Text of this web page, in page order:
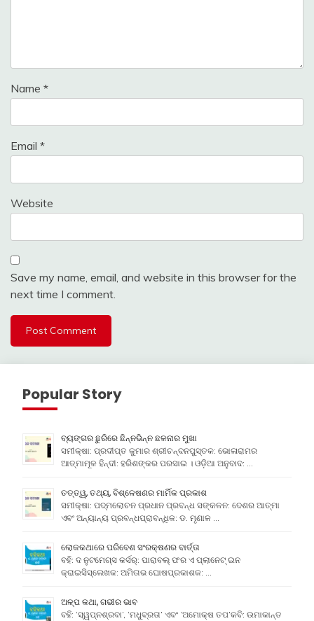
Name *
Email *
Website
Save my name, email, and website in this browser for the
next time I comment.
Popular Story
ବ୍ୟଙ୍ଗର ଛୁରିରେ ଛିନ୍ନଭିନ୍ନ ଛଳନାର ମୁଖା
ସମୀକ୍ଷା: ପ୍ରଦୀପ୍ତ କୁମାର ଶ୍ରୀଚନ୍ଦନପୁସ୍ତକ: ଭୋଳାରାମର
ଆତ୍ମାମୂଳ ହିନ୍ଦୀ: ହରିଶଙ୍କର ପରସାଇ । ଓଡ଼ିଆ ଅନୁବାଦ: …
ତତ୍ତ୍ୱ, ତଥ୍ୟ, ବିଶ୍ଳେଷଣର ମାର୍ମିକ ପ୍ରକାଶ
ସମୀକ୍ଷା: ପଦ୍ମଲୋଚନ ପ୍ରଧାନ ପ୍ରବନ୍ଧ ସଙ୍କଳନ: ଦେଶର ଆତ୍ମା
ଏବଂ ଅନ୍ୟାନ୍ୟ ପ୍ରବନ୍ଧପ୍ରାବନ୍ଧିକ: ଡ. ମୃଣାଳ …
ଲୋକକଥାରେ ପରିବେଶ ସଂରକ୍ଷଣର ବାର୍ତ୍ତା
ବହି: ଦ ନୁଟମେଗ୍ସ କର୍ସର୍: ପାରାବଲ୍ ଫର ଏ ପ୍ଲାନେଟ୍ ଇନ
କ୍ରାଇସିସ୍ଲେଖକ: ଅମିତାଭ ଘୋଷପ୍ରକାଶକ: …
ଅଳ୍ପ କଥା, ଗଭୀର ଭାବ
ବହି: ‘ସ୍ୱପ୍ନଶ୍ରବା’, ‘ମଧୁବ୍ରତା’ ଏବଂ ‘ଅମୋକ୍ଷ ତପ’କବି: ଉମାକାନ୍ତ